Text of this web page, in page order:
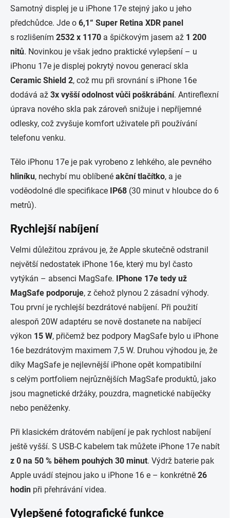
Samotný displej je u iPhone 17e stejný jako u jeho
předchůdce. Jde o 6,1“ Super Retina XDR panel
s rozlišením 2532 x 1170 a špičkovým jasem až 1 200
nitů. Novinkou je však jedno praktické vylepšení – u
iPhonu 17e je displej pokrytý novou generací skla
Ceramic Shield 2, což mu při srovnání s iPhone 16e
dodává až 3x vyšší odolnost vůči poškrábání. Antireflexní
úprava nového skla pak zároveň snižuje i nepříjemné
odlesky, což zvyšuje komfort uživatele při používání
telefonu venku.
Tělo iPhonu 17e je pak vyrobeno z lehkého, ale pevného
hliníku, nechybí mu oblíbené akční tlačítko, a je
voděodolné dle specifikace IP68 (30 minut v hloubce do 6
metrů).
Rychlejší nabíjení
Velmi důležitou zprávou je, že Apple skutečně odstranil
největší nedostatek iPhone 16e, který mu byl často
vytýkán – absenci MagSafe. IPhone 17e tedy už
MagSafe podporuje, z čehož plynou 2 zásadní výhody.
Tou první je rychlejší bezdrátové nabíjení. Při použití
alespoň 20W adaptéru se nově dostanete na nabíjecí
výkon 15 W, přičemž bez podpory MagSafe bylo u iPhone
16e bezdrátovým maximem 7,5 W. Druhou výhodou je, že
díky MagSafe je nejlevnější iPhone opět kompatibilní
s celým portfoliem nejrůznějších MagSafe produktů, jako
jsou magnetické držáky, pouzdra, magnetické nabíječky
nebo peněženky.
Při klasickém drátovém nabíjení je pak rychlost nabíjení
ještě vyšší. S USB-C kabelem tak můžete iPhone 17e nabít
z 0 na 50 % během pouhých 30 minut. Výdrž baterie pak
Apple uvádí stejnou jako u iPhone 16 e – konkrétně 26
hodin při přehrávání videa.
Vylepšené fotografické funkce